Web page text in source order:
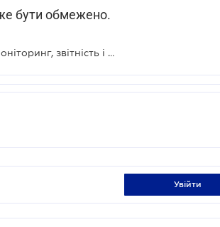
бути обмежено.
Мінприроди запропонувало врегулювати моніторинг, звітність і верифікацію викидів парникових газів
увійти